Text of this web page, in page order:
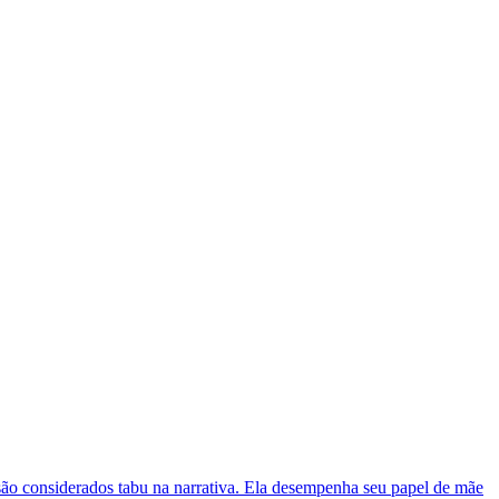
considerados tabu na narrativa. Ela desempenha seu papel de mãe